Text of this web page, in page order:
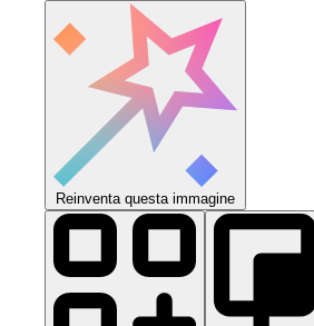
Reinventa questa immagine